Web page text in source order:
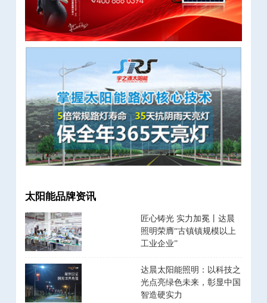
太阳能品牌资讯
匠心铸光 实力加冕丨达晨
照明荣膺“古镇镇规模以上
工业企业”
达晨太阳能照明：以科技之
光点亮绿色未来，彰显中国
智造硬实力